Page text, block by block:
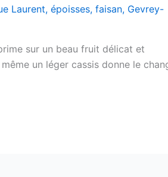
Laurent, époisses, faisan, Gevrey-
sur un beau fruit délicat et
un léger cassis donne le